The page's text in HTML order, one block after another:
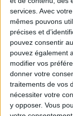
services. Avec
mêmes pouvons
précises et
pouvez consentir
pouvez également
modifier vos
donner votre
traitements de vos
nécessiter votre
y opposer. Vous
CONNAISSEZ-